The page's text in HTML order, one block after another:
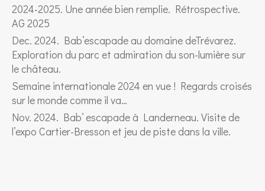
2024-2025. Une année bien remplie. Rétrospective.
AG 2025
Dec. 2024. Bab’escapade au domaine deTrévarez.
Exploration du parc et admiration du son-lumière sur
le château.
Semaine internationale 2024 en vue ! Regards croisés
sur le monde comme il va…
Nov. 2024. Bab’ escapade à Landerneau. Visite de
l’expo Cartier-Bresson et jeu de piste dans la ville.